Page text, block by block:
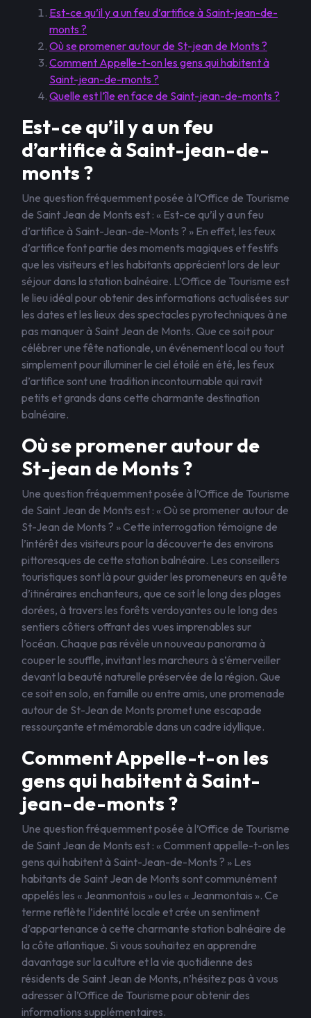
Est-ce qu’il y a un feu d’artifice à Saint-jean-de-
monts ?
Où se promener autour de St-jean de Monts ?
Comment Appelle-t-on les gens qui habitent à
Saint-jean-de-monts ?
Quelle est l’île en face de Saint-jean-de-monts ?
Est-ce qu’il y a un feu
d’artifice à Saint-jean-de-
monts ?
Une question fréquemment posée à l’Office de Tourisme
de Saint Jean de Monts est : « Est-ce qu’il y a un feu
d’artifice à Saint-Jean-de-Monts ? » En effet, les feux
d’artifice font partie des moments magiques et festifs
que les visiteurs et les habitants apprécient lors de leur
séjour dans la station balnéaire. L’Office de Tourisme est
le lieu idéal pour obtenir des informations actualisées sur
les dates et les lieux des spectacles pyrotechniques à ne
pas manquer à Saint Jean de Monts. Que ce soit pour
célébrer une fête nationale, un événement local ou tout
simplement pour illuminer le ciel étoilé en été, les feux
d’artifice sont une tradition incontournable qui ravit
petits et grands dans cette charmante destination
balnéaire.
Où se promener autour de
St-jean de Monts ?
Une question fréquemment posée à l’Office de Tourisme
de Saint Jean de Monts est : « Où se promener autour de
St-Jean de Monts ? » Cette interrogation témoigne de
l’intérêt des visiteurs pour la découverte des environs
pittoresques de cette station balnéaire. Les conseillers
touristiques sont là pour guider les promeneurs en quête
d’itinéraires enchanteurs, que ce soit le long des plages
dorées, à travers les forêts verdoyantes ou le long des
sentiers côtiers offrant des vues imprenables sur
l’océan. Chaque pas révèle un nouveau panorama à
couper le souffle, invitant les marcheurs à s’émerveiller
devant la beauté naturelle préservée de la région. Que
ce soit en solo, en famille ou entre amis, une promenade
autour de St-Jean de Monts promet une escapade
ressourçante et mémorable dans un cadre idyllique.
Comment Appelle-t-on les
gens qui habitent à Saint-
jean-de-monts ?
Une question fréquemment posée à l’Office de Tourisme
de Saint Jean de Monts est : « Comment appelle-t-on les
gens qui habitent à Saint-Jean-de-Monts ? » Les
habitants de Saint Jean de Monts sont communément
appelés les « Jeanmontois » ou les « Jeanmontais ». Ce
terme reflète l’identité locale et crée un sentiment
d’appartenance à cette charmante station balnéaire de
la côte atlantique. Si vous souhaitez en apprendre
davantage sur la culture et la vie quotidienne des
résidents de Saint Jean de Monts, n’hésitez pas à vous
adresser à l’Office de Tourisme pour obtenir des
informations supplémentaires.